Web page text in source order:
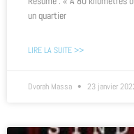
un quartier
LIRE LA SUITE >>
Dvorah Massa 23 janvier